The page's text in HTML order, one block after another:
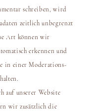
schreiben, wird
zeitlich unbegrenzt
Art können wir
erkennen und
in einer Moderations-
auf unserer Website
wir zusätzlich die